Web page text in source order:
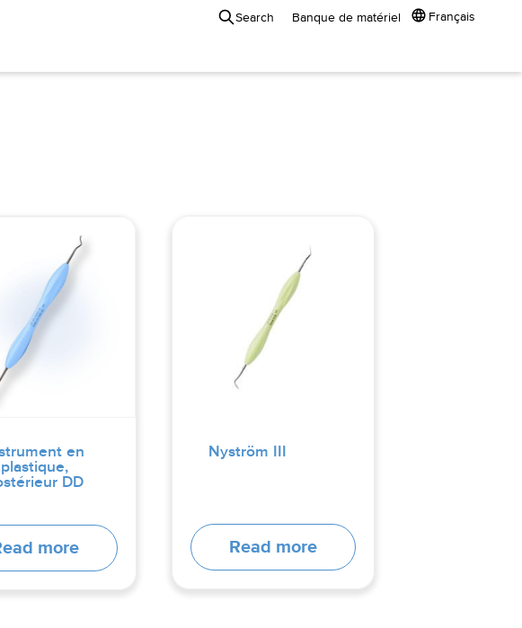
Search Banque de matériel Français
en
plastique,
DD
more
Nyström III
Read more